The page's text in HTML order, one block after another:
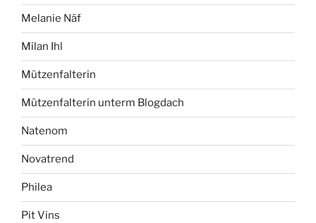
Melanie Näf
Milan Ihl
Mützenfalterin
Mützenfalterin unterm Blogdach
Natenom
Novatrend
Philea
Pit Vins